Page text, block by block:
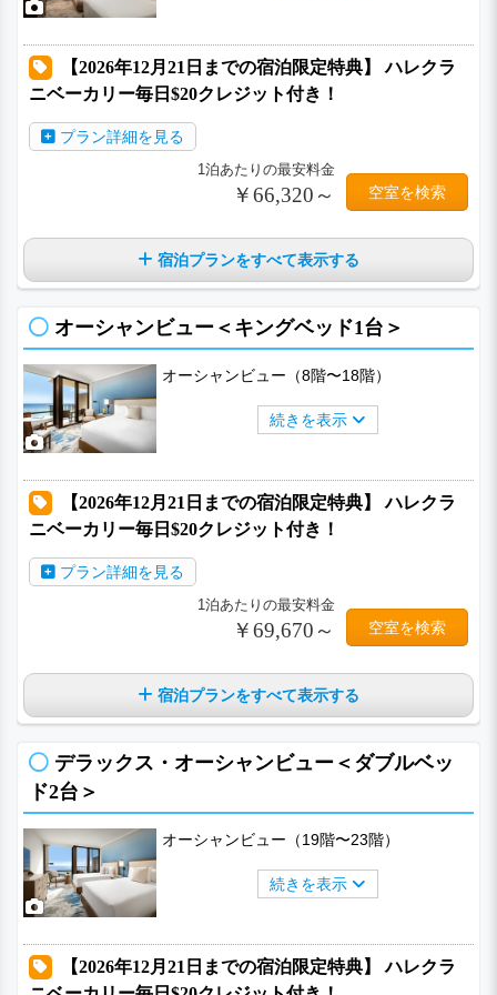
【2026年12月21日までの宿泊限定特典】 ハレクラ
ニベーカリー毎日$20クレジット付き！
プラン詳細を見る
1泊あたりの最安料金
￥66,320～ 空室を検索
宿泊プランをすべて表示する
オーシャンビュー＜キングベッド1台＞
オーシャンビュー（8階〜18階）
続きを表示
【2026年12月21日までの宿泊限定特典】 ハレクラ
ニベーカリー毎日$20クレジット付き！
プラン詳細を見る
1泊あたりの最安料金
￥69,670～ 空室を検索
宿泊プランをすべて表示する
デラックス・オーシャンビュー＜ダブルベッ
ド2台＞
オーシャンビュー（19階〜23階）
続きを表示
【2026年12月21日までの宿泊限定特典】 ハレクラ